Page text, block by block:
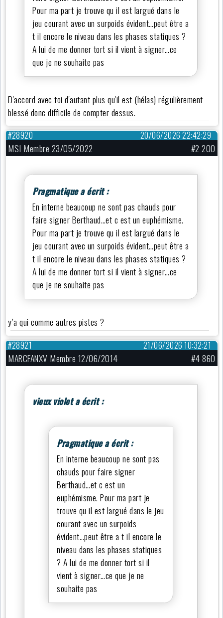
Pour ma part je trouve qu il est largué dans le
jeu courant avec un surpoids évident…peut être a
t il encore le niveau dans les phases statiques ?
A lui de me donner tort si il vient à signer…ce
que je ne souhaite pas
D'accord avec toi d'autant plus qu'il est (hélas) régulièrement
blessé donc difficile de compter dessus.
20/06/2026 22:42:29
#28920
MSI Membre 23/05/2022 #2 200
Pragmatique a écrit :
En interne beaucoup ne sont pas chauds pour
faire signer Berthaud…et c est un euphémisme.
Pour ma part je trouve qu il est largué dans le
jeu courant avec un surpoids évident…peut être a
t il encore le niveau dans les phases statiques ?
A lui de me donner tort si il vient à signer…ce
que je ne souhaite pas
y’a qui comme autres pistes ?
21/06/2026 10:32:21
#28921
MARCFANXV Membre 12/06/2014 #4 860
vieux violet a écrit :
Pragmatique a écrit :
En interne beaucoup ne sont pas
chauds pour faire signer
Berthaud…et c est un
euphémisme. Pour ma part je
trouve qu il est largué dans le jeu
courant avec un surpoids
évident…peut être a t il encore le
niveau dans les phases statiques
? A lui de me donner tort si il
vient à signer…ce que je ne
souhaite pas